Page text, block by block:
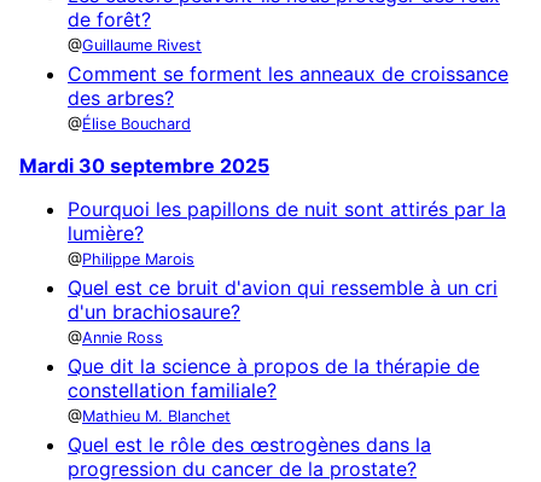
de forêt?
Guillaume Rivest
Comment se forment les anneaux de croissance
des arbres?
Élise Bouchard
Mardi 30 septembre 2025
Pourquoi les papillons de nuit sont attirés par la
lumière?
Philippe Marois
Quel est ce bruit d'avion qui ressemble à un cri
d'un brachiosaure?
Annie Ross
Que dit la science à propos de la thérapie de
constellation familiale?
Mathieu M. Blanchet
Quel est le rôle des œstrogènes dans la
progression du cancer de la prostate?